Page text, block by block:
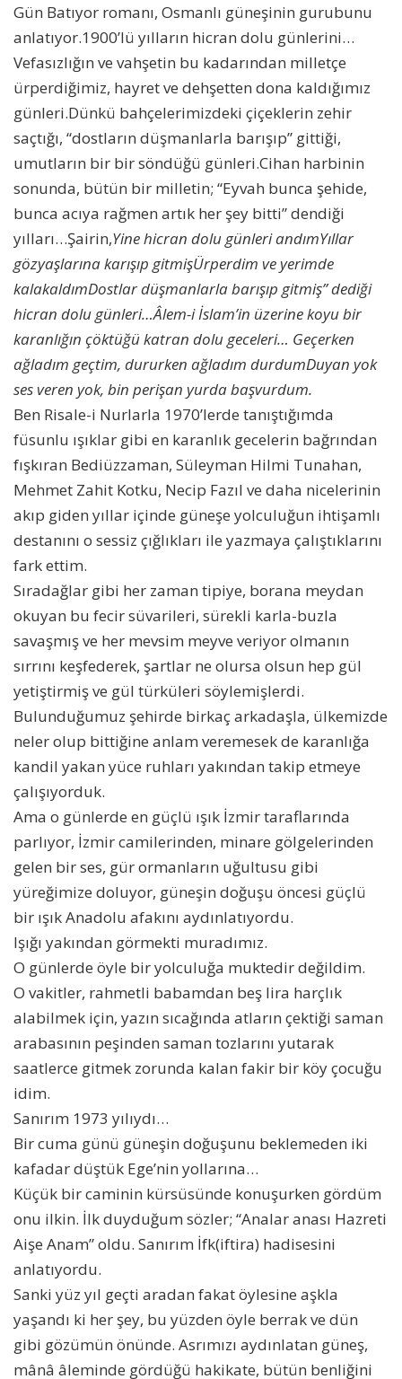
Gün Batıyor romanı, Osmanlı güneşinin gurubunu
anlatıyor.1900’lü yılların hicran dolu günlerini…
Vefasızlığın ve vahşetin bu kadarından milletçe
ürperdiğimiz, hayret ve dehşetten dona kaldığımız
günleri.Dünkü bahçelerimizdeki çiçeklerin zehir
saçtığı, “dostların düşmanlarla barışıp” gittiği,
umutların bir bir söndüğü günleri.Cihan harbinin
sonunda, bütün bir milletin; “Eyvah bunca şehide,
bunca acıya rağmen artık her şey bitti” dendiği
yılları…Şairin,Yine hicran dolu günleri andımYıllar
gözyaşlarına karışıp gitmişÜrperdim ve yerimde
kalakaldımDostlar düşmanlarla barışıp gitmiş” dediği
hicran dolu günleri…Âlem-i İslam’in üzerine koyu bir
karanlığın çöktüğü katran dolu geceleri… Geçerken
ağladım geçtim, dururken ağladım durdumDuyan yok
ses veren yok, bin perişan yurda başvurdum.
Ben Risale-i Nurlarla 1970’lerde tanıştığımda
füsunlu ışıklar gibi en karanlık gecelerin bağrından
fışkıran Bediüzzaman, Süleyman Hilmi Tunahan,
Mehmet Zahit Kotku, Necip Fazıl ve daha nicelerinin
akıp giden yıllar içinde güneşe yolculuğun ihtişamlı
destanını o sessiz çığlıkları ile yazmaya çalıştıklarını
fark ettim.
Sıradağlar gibi her zaman tipiye, borana meydan
okuyan bu fecir süvarileri, sürekli karla-buzla
savaşmış ve her mevsim meyve veriyor olmanın
sırrını keşfederek, şartlar ne olursa olsun hep gül
yetiştirmiş ve gül türküleri söylemişlerdi.
Bulunduğumuz şehirde birkaç arkadaşla, ülkemizde
neler olup bittiğine anlam veremesek de karanlığa
kandil yakan yüce ruhları yakından takip etmeye
çalışıyorduk.
Ama o günlerde en güçlü ışık İzmir taraflarında
parlıyor, İzmir camilerinden, minare gölgelerinden
gelen bir ses, gür ormanların uğultusu gibi
yüreğimize doluyor, güneşin doğuşu öncesi güçlü
bir ışık Anadolu afakını aydınlatıyordu.
Işığı yakından görmekti muradımız.
O günlerde öyle bir yolculuğa muktedir değildim.
O vakitler, rahmetli babamdan beş lira harçlık
alabilmek için, yazın sıcağında atların çektiği saman
arabasının peşinden saman tozlarını yutarak
saatlerce gitmek zorunda kalan fakir bir köy çocuğu
idim.
Sanırım 1973 yılıydı…
Bir cuma günü güneşin doğuşunu beklemeden iki
kafadar düştük Ege’nin yollarına…
Küçük bir caminin kürsüsünde konuşurken gördüm
onu ilkin. İlk duyduğum sözler; “Analar anası Hazreti
Aişe Anam” oldu. Sanırım İfk(iftira) hadisesini
anlatıyordu.
Sanki yüz yıl geçti aradan fakat öylesine aşkla
yaşandı ki her şey, bu yüzden öyle berrak ve dün
gibi gözümün önünde. Asrımızı aydınlatan güneş,
mânâ âleminde gördüğü hakikate, bütün benliğini